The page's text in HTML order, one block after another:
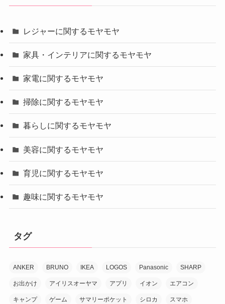
レジャーに関するモヤモヤ
家具・インテリアに関するモヤモヤ
家電に関するモヤモヤ
掃除に関するモヤモヤ
暮らしに関するモヤモヤ
美容に関するモヤモヤ
育児に関するモヤモヤ
趣味に関するモヤモヤ
タグ
ANKER BRUNO IKEA LOGOS Panasonic SHARP
お出かけ アイリスオーヤマ アプリ イオン エアコン
キャンプ ゲーム サマリーポケット シロカ スマホ